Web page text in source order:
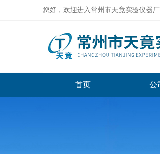
您好，欢迎进入常州市天竟实验仪器厂
首页 公